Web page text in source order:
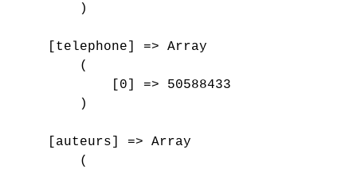
        )
    [telephone] => Array
        (
            [0] => 50588433
        )
    [auteurs] => Array
        (